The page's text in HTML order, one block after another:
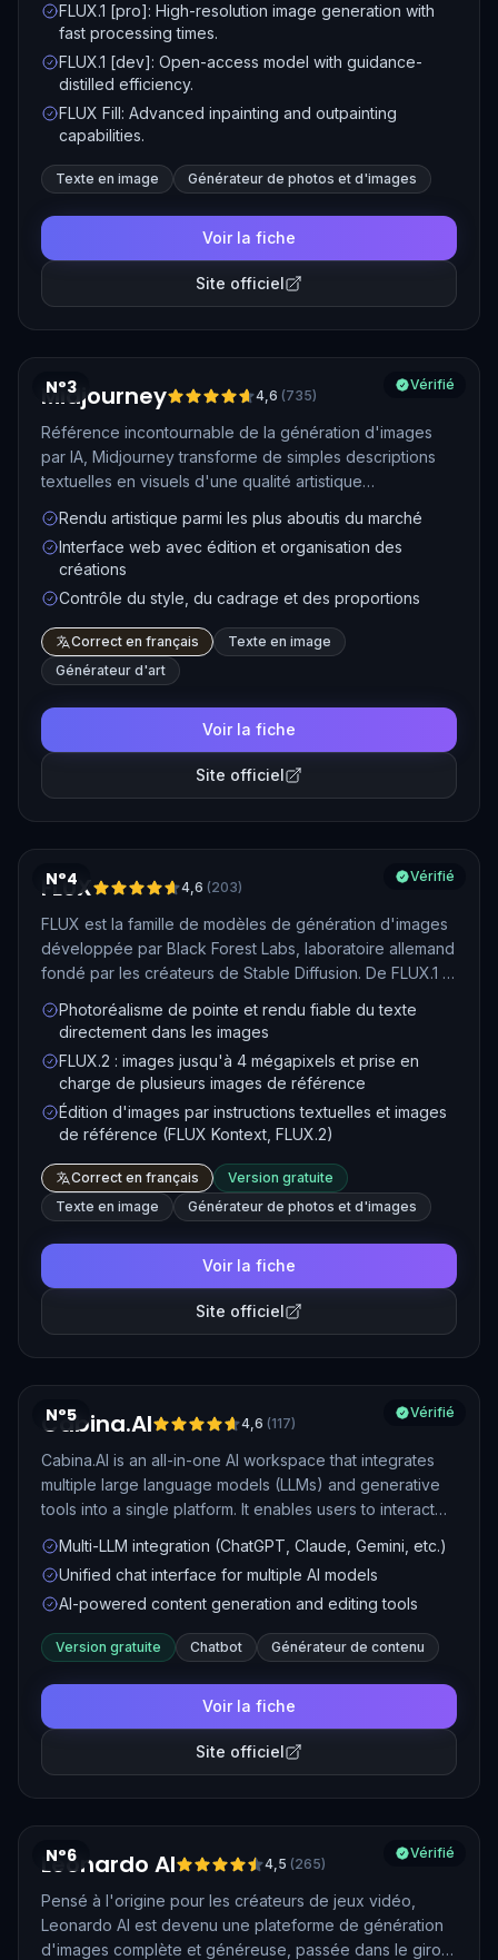
structural conditioning, and customization, catering to
both developers and creative professionals.
FLUX.1 [pro]: High-resolution image generation with
fast processing times.
FLUX.1 [dev]: Open-access model with guidance-
distilled efficiency.
FLUX Fill: Advanced inpainting and outpainting
capabilities.
Texte en image Générateur de photos et d'images
Voir la fiche
Site officiel
N°3 Vérifié
Midjourney 4,6 (735)
Référence incontournable de la génération d'images
par IA, Midjourney transforme de simples descriptions
textuelles en visuels d'une qualité artistique
travaillé, séduit les graphistes, les directeurs artistiques
et les créateurs de contenu du monde entier. L'outil
permet désormais aussi d'animer ses images en courtes
séquences vidéo.
Rendu artistique parmi les plus aboutis du marché
Interface web avec édition et organisation des
créations
Contrôle du style, du cadrage et des proportions
Correct en français
Texte en image
Générateur d'art
Voir la fiche
Site officiel
N°4 Vérifié
FLUX 4,6 (203)
FLUX est la famille de modèles de génération d'images
développée par Black Forest Labs, laboratoire allemand
fondé par les créateurs de Stable Diffusion. De FLUX.1 à
haute résolution et éditent des images à partir de
références. Accessibles via un playground en ligne, une
API et des poids ouverts, ils se distinguent par leur
photoréalisme et un rendu du texte dans l'image parmi
les plus fiables du marché.
Photoréalisme de pointe et rendu fiable du texte
directement dans les images
FLUX.2 : images jusqu'à 4 mégapixels et prise en
charge de plusieurs images de référence
Édition d'images par instructions textuelles et images
de référence (FLUX Kontext, FLUX.2)
Correct en français
Version gratuite
Texte en image
Générateur de photos et d'images
Voir la fiche
Site officiel
N°5 Vérifié
Cabina.AI 4,6 (117)
Cabina.AI is an all-in-one AI workspace that integrates
multiple large language models (LLMs) and generative
tools into a single platform. It enables users to interact
transcribe audio, and more, all within a unified interface.
Multi-LLM integration (ChatGPT, Claude, Gemini, etc.)
Unified chat interface for multiple AI models
AI-powered content generation and editing tools
Version gratuite Chatbot Générateur de contenu
Voir la fiche
Site officiel
N°6 Vérifié
Leonardo AI 4,5 (265)
Pensé à l'origine pour les créateurs de jeux vidéo,
Leonardo AI est devenu une plateforme de génération
d'images complète et généreuse, passée dans le giron